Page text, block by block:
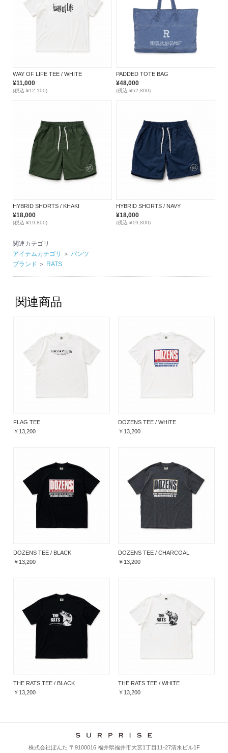
WAY OF LIFE TEE / WHITE
¥11,000
(税込 ¥12,100)
PADDED TOTE BAG
¥48,000
(税込 ¥52,800)
HYBRID SHORTS / KHAKI
¥18,000
(税込 ¥19,800)
HYBRID SHORTS / NAVY
¥18,000
(税込 ¥19,800)
関連カテゴリ
アイテムカテゴリ
＞ パンツ
ブランド ＞ RATS
関連商品
FLAG TEE
￥13,200
DOZENS TEE / WHITE
￥13,200
DOZENS TEE / BLACK
￥13,200
DOZENS TEE / CHARCOAL
￥13,200
THE RATS TEE / BLACK
￥13,200
THE RATS TEE / WHITE
￥13,200
株式会社ぼんた 〒9100016 福井県福井市大宮1丁目11-27清水ビル1F